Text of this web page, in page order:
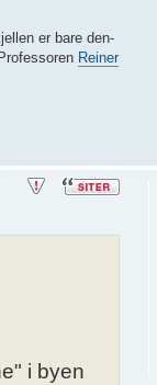
er bare den-
Reiner
i byen